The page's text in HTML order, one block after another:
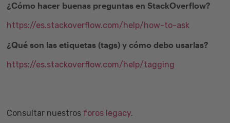
¿Cómo hacer buenas preguntas en StackOverflow?
https://es.stackoverflow.com/help/how-to-ask
¿Qué son las etiquetas (tags) y cómo debo usarlas?
https://es.stackoverflow.com/help/tagging
Consultar nuestros foros legacy.